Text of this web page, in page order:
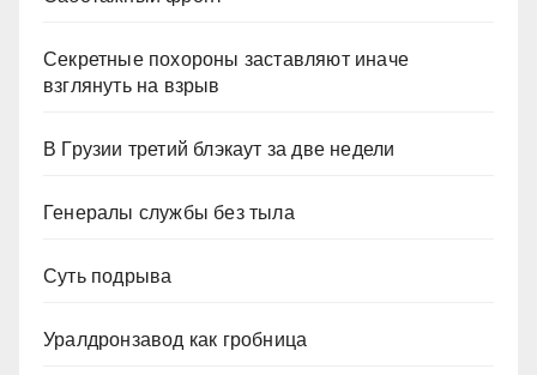
Секретные похороны заставляют иначе
взглянуть на взрыв
В Грузии третий блэкаут за две недели
Генералы службы без тыла
Суть подрыва
Уралдронзавод как гробница